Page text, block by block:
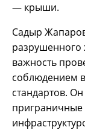
— крыши.
Садыр
разрушенного
важность
соблюдением
стандартов.
приграничные